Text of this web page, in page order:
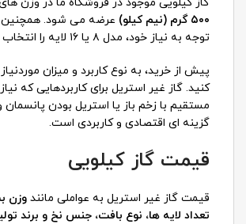
۵۰۰ گرم (نیم کیلو)
عرضه می شود. همچنین
توجه به نیاز خود، مدل ۸ یا ۱۶ لایه را انتخاب کنید.
پیش از خرید، به نوع کاربرد و میزان
کنید. گاز غیر استریل برای کاربردهایی که
مستقیم با زخم باز یا استریل بودن پانسمان
گزینه ای اقتصادی و کاربردی است.
قیمت گاز کیلویی
قیمت گاز غیر استریل به عواملی مانند وزن
تعداد لایه ها، نوع بافت، جنس نخ و برند